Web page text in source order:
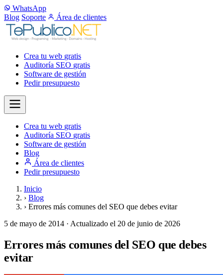
WhatsApp
Blog Soporte Área de clientes
Crea tu web gratis
Auditoría SEO gratis
Software de gestión
Pedir presupuesto
Crea tu web gratis
Auditoría SEO gratis
Software de gestión
Blog
Área de clientes
Pedir presupuesto
Inicio
› Blog
› Errores más comunes del SEO que debes evitar
5 de mayo de 2014 · Actualizado el 20 de junio de 2026
Errores más comunes del SEO que debes
evitar